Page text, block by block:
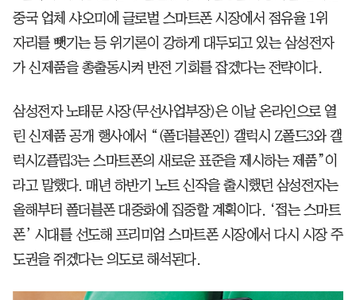
중국 업체 샤오미에 글로벌 스마트폰 시장에서 점유율 1위
자리를 뺏기는 등 위기론이 강하게 대두되고 있는 삼성전자
가 신제품을 총출동시켜 반전 기회를 잡겠다는 전략이다.
삼성전자 노태문 사장(무선사업부장)은 이날 온라인으로 열
린 신제품 공개 행사에서 “(폴더블폰인) 갤럭시 Z폴드3와 갤
럭시Z플립3는 스마트폰의 새로운 표준을 제시하는 제품”이
라고 말했다. 매년 하반기 노트 신작을 출시했던 삼성전자는
올해부터 폴더블폰 대중화에 집중할 계획이다. ‘접는 스마트
폰’ 시대를 선도해 프리미엄 스마트폰 시장에서 다시 시장 주
도권을 쥐겠다는 의도로 해석된다.